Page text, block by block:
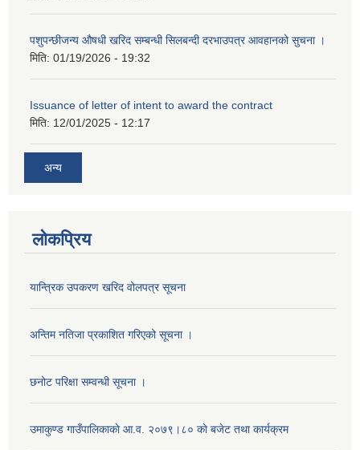
पशुपन्छीजन्य औषधी खरिद सम्बन्धी सिलबन्दी दरभाउपत्र आवहानको सुचना ।
मिति: 01/19/2026 - 19:32
Issuance of letter of intent to award the contract
मिति: 12/01/2025 - 12:17
अन्य
लोकप्रिय
यान्त्रिक उपकरण खरिद वोलपत्र सूचना
अन्तिम नतिजा प्रकाशित गरिएको सूचना ।
छनोट परिक्षा सम्वन्धी सूचना ।
उमाकुण्ड गाउँपालिकाकाे आ.व. २०७९।८० काे बजेट तथा कार्यक्रम